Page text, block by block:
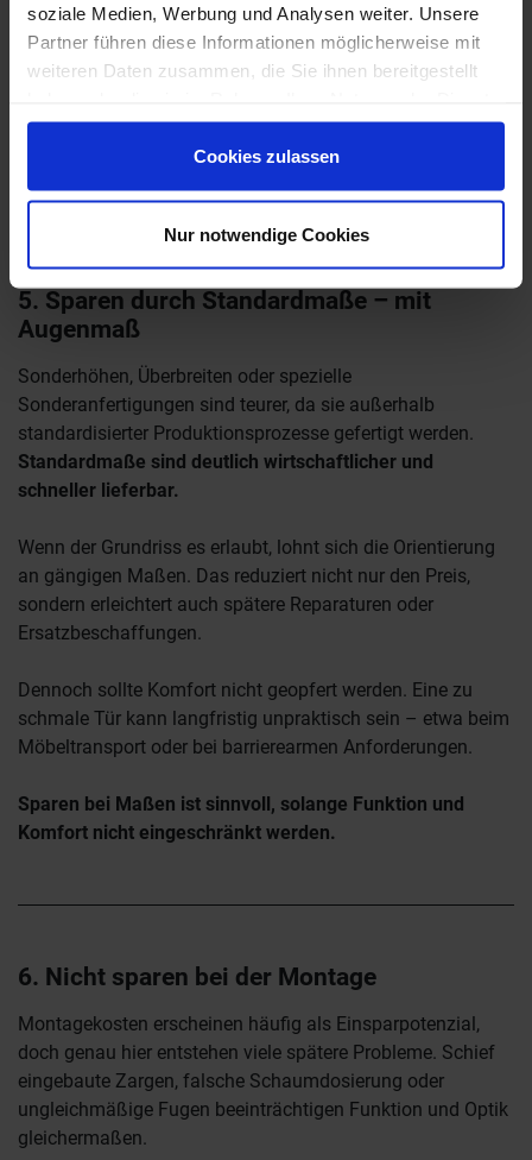
soziale Medien, Werbung und Analysen weiter. Unsere
Partner führen diese Informationen möglicherweise mit
weiteren Daten zusammen, die Sie ihnen bereitgestellt
gesammelt haben.
Cookies zulassen
Nur notwendige Cookies
Dekorvarianten sparen als bei mechanischen
Komponenten. Eine einfache Tür mit hochwertigem
Beschlag fühlt sich langlebiger an als eine optisch
Technik entscheidet über Alltag – nicht das Dekor.
5. Sparen durch Standardmaße – mit
Augenmaß
Sonderhöhen, Überbreiten oder spezielle
Sonderanfertigungen sind teurer, da sie außerhalb
standardisierter Produktionsprozesse gefertigt werden.
Standardmaße sind deutlich wirtschaftlicher und
schneller lieferbar.
Wenn der Grundriss es erlaubt, lohnt sich die Orientierung
an gängigen Maßen. Das reduziert nicht nur den Preis,
sondern erleichtert auch spätere Reparaturen oder
Ersatzbeschaffungen.
Dennoch sollte Komfort nicht geopfert werden. Eine zu
schmale Tür kann langfristig unpraktisch sein – etwa beim
Möbeltransport oder bei barrierearmen Anforderungen.
Sparen bei Maßen ist sinnvoll, solange Funktion und
Komfort nicht eingeschränkt werden.
6. Nicht sparen bei der Montage
Montagekosten erscheinen häufig als Einsparpotenzial,
doch genau hier entstehen viele spätere Probleme. Schief
eingebaute Zargen, falsche Schaumdosierung oder
ungleichmäßige Fugen beeinträchtigen Funktion und Optik
gleichermaßen.